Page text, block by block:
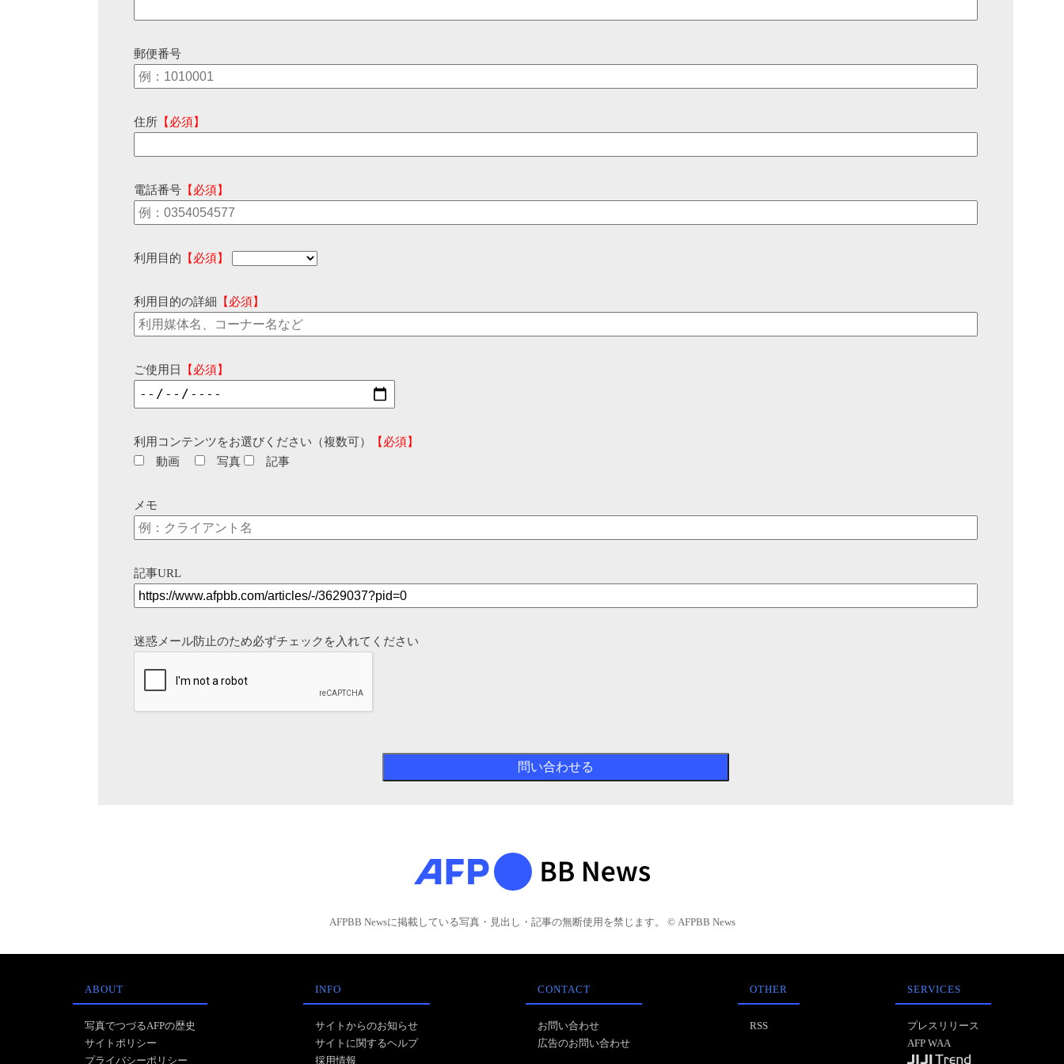
郵便番号
住所 【必須】
電話番号 【必須】
利用目的 【必須】
利用目的の詳細 【必須】
ご使用日 【必須】
利用コンテンツをお選びください（複数可）
【必須】
動画
写真 記事
メモ
記事URL
迷惑メール防止のため必ずチェックを入れてください
AFPBB Newsに掲載している写真・見出し・記事の無断使用を禁じます。 © AFPBB News
ABOUT
写真でつづるAFPの歴史
サイトポリシー
プライバシーポリシー
INFO
サイトからのお知らせ
サイトに関するヘルプ
採用情報
CONTACT
お問い合わせ
広告のお問い合わせ
OTHER
RSS
SERVICES
プレスリリース
AFP WAA